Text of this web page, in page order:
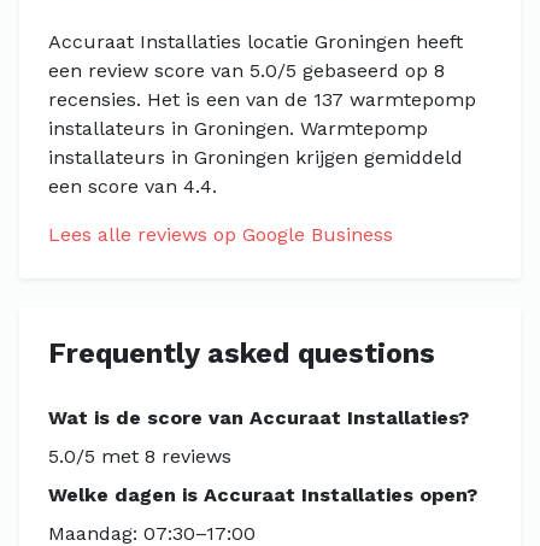
Accuraat Installaties locatie Groningen heeft
een review score van 5.0/5 gebaseerd op 8
recensies. Het is een van de 137 warmtepomp
installateurs in Groningen. Warmtepomp
installateurs in Groningen krijgen gemiddeld
een score van 4.4.
Lees alle reviews op Google Business
Frequently asked questions
Wat is de score van Accuraat Installaties?
5.0/5 met 8 reviews
Welke dagen is Accuraat Installaties open?
Maandag: 07:30–17:00